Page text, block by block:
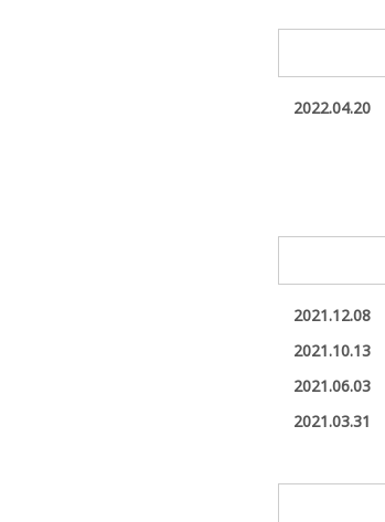
2022.04.20
2021.12.08
2021.10.13
2021.06.03
2021.03.31